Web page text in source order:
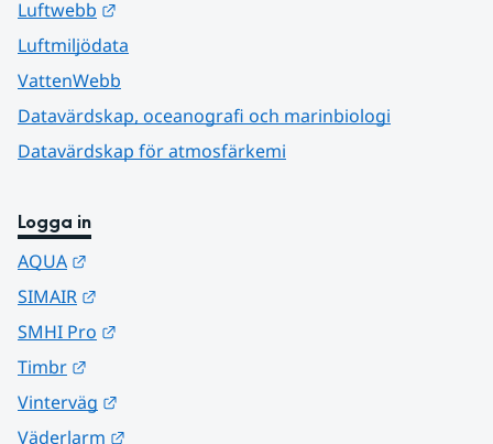
Luftwebb
Luftmiljödata
VattenWebb
Datavärdskap, oceanografi och marinbiologi
Datavärdskap för atmosfärkemi
Logga in
AQUA
SIMAIR
SMHI Pro
Timbr
Vinterväg
Väderlarm